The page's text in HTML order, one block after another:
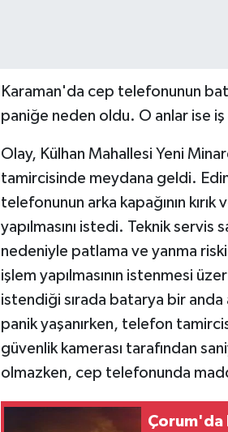
Karaman'da cep telefonunun
paniğe neden oldu. O anlar ise iş
Olay, Külhan Mahallesi Yeni
tamircisinde meydana geldi.
telefonunun arka kapağının
yapılmasını istedi. Teknik servis
nedeniyle patlama ve yanma
işlem yapılmasının istenmesi
istendiği sırada batarya bir anda
panik yaşanırken, telefon
güvenlik kamerası tarafından
olmazken, cep telefonunda
Çorum'da